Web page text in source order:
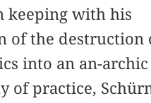
keeping with his
of the destruction
into an an-archic
of practice,